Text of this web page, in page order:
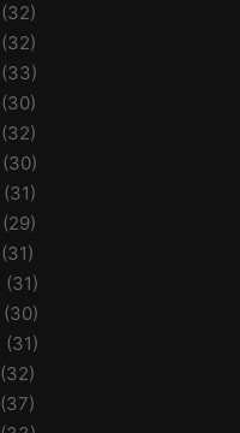
(32)
(32)
(33)
(30)
(32)
(30)
(31)
(29)
(31)
(31)
(30)
(31)
(32)
(37)